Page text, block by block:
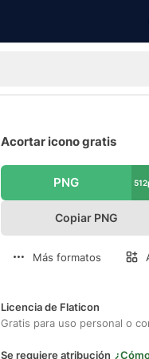
Acortar icono gratis
PNG
Copiar PNG
Más formatos
Licencia de Flaticon
Gratis para uso personal o
Se requiere atribución